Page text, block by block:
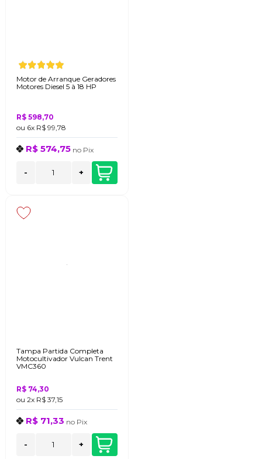
Motor de Arranque Geradores
Motores Diesel 5 à 18 HP
R$ 598,70
ou 6x R$ 99,78
R$ 574,75 no Pix
- +
Tampa Partida Completa
Motocultivador Vulcan Trent
VMC360
R$ 74,30
ou 2x R$ 37,15
R$ 71,33 no Pix
- +